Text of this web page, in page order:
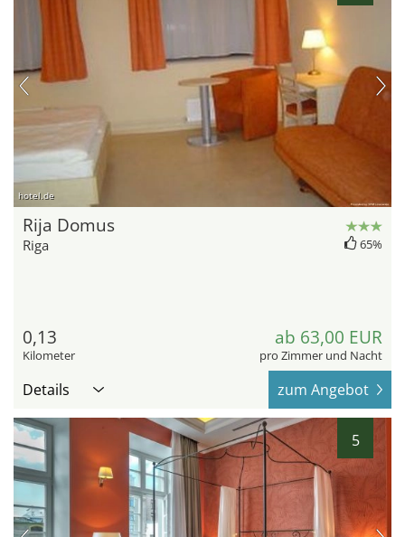
hotel.de
Rija Domus
Riga 65%
0,13
Kilometer
ab 63,00 EUR
pro Zimmer und Nacht
Details zum Angebot
5